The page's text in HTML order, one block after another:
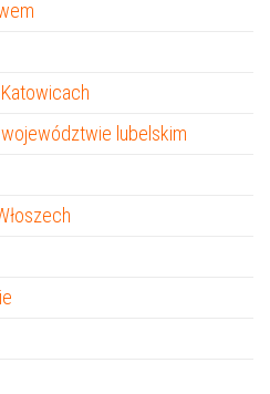
lubelskim